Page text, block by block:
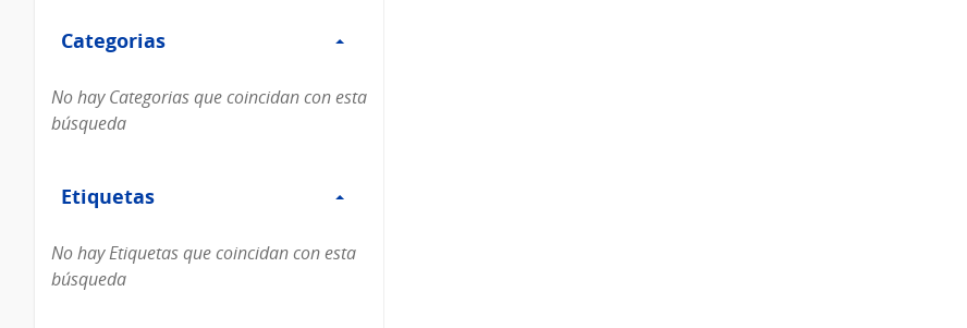
Categorias
Categorias
No hay Categorias que coincidan con esta
búsqueda
Etiquetas
Etiquetas
No hay Etiquetas que coincidan con esta
búsqueda